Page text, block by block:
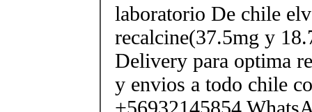
laboratorio De chile
recalcine(37.5mg y
Delivery para optima
y envios a todo chile
+56932145854